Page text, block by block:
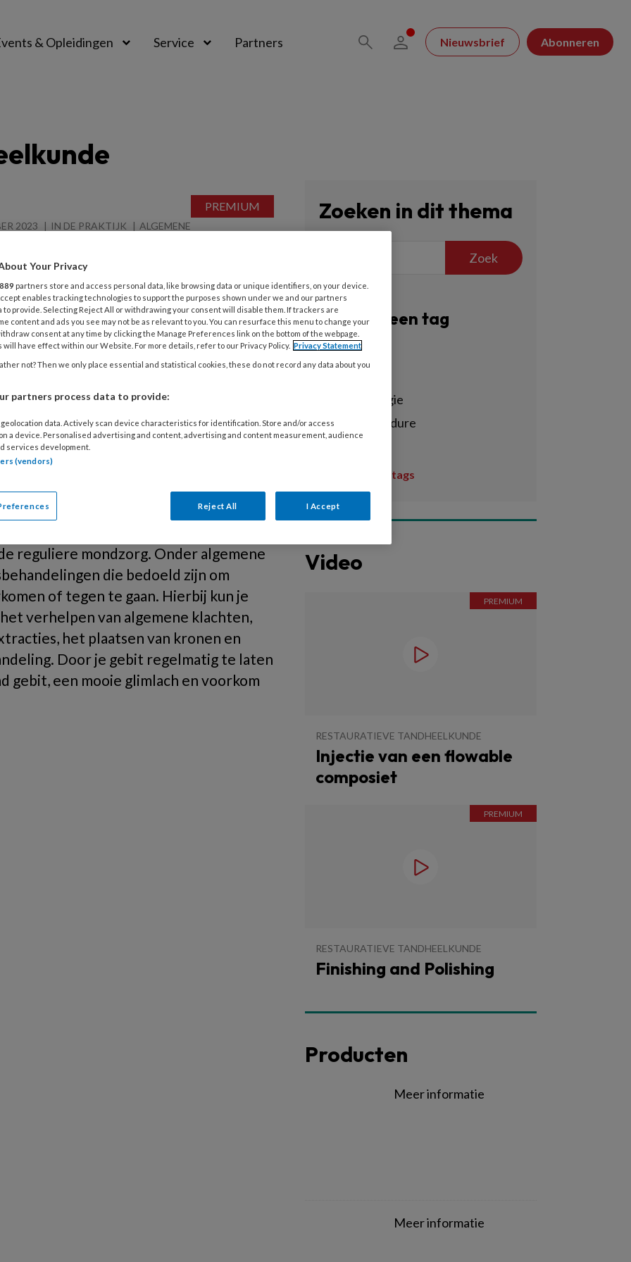
& Opleidingen Service Partners Nieuwsbrief Abonneren
2023 IN DE PRAKTIJK
ALGEMENE
intelligentie | Moeten we
maken?
intelligentie? Er wordt veel over gezegd en
heel veel. In alle rumoer is het soms lastig om
koel te houden. Hoogste tijd voor een kalm
een AI-expert. Onderzoeker en tandarts
kunstmatige intelligentie voor ons vak? Welke
kunnen we verwachten? En: moeten we ons
reguliere mondzorg. Onder algemene
die bedoeld zijn om
of tegen te gaan. Hierbij kun je
verhelpen van algemene klachten,
het plaatsen van kronen en
Door je gebit regelmatig te laten
gebit, een mooie glimlach en voorkom
Zoeken in dit thema
Zoek
Filter op een tag
Alle tags
3d-technologie
afdrukprocedure
Toon meer tags
Video
RESTAURATIEVE TANDHEELKUNDE
Injectie van een flowable
composiet
RESTAURATIEVE TANDHEELKUNDE
Finishing and Polishing
Producten
Meer informatie
Meer informatie
Your Privacy
889 partners store and access personal data, like browsing data or unique identifiers, on your device.
enables tracking technologies to support the purposes shown under we and our partners
to provide. Selecting Reject All or withdrawing your consent will disable them. If trackers are
content and ads you see may not be as relevant to you. You can resurface this menu to change your
consent at any time by clicking the Manage Preferences link on the bottom of the webpage.
will have effect within our Website. For more details, refer to our Privacy Policy. Privacy Statement
not? Then we only place essential and statistical cookies, these do not record any data about you
partners process data to provide:
data. Actively scan device characteristics for identification. Store and/or access
a device. Personalised advertising and content, advertising and content measurement, audience
services development.
(vendors)
Reject All I Accept